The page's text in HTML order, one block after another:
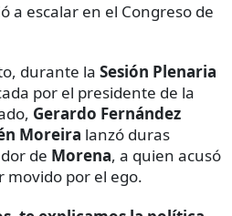
a escalar en el Congreso de
durante la Sesión Plenaria
por el presidente de la
Gerardo Fernández
Moreira lanzó duras
de Morena, a quien acusó
movido por el ego.